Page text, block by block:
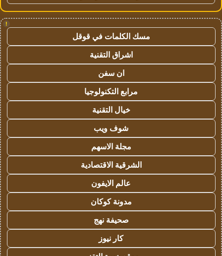
!
مسك الكلمات في قوقل
اشراق التقنية
ان سفن
مرابع التكنولوجيا
خيال التقنية
شوف ويب
مجلة الاسهم
الشرقية الاقتصادية
عالم الايفون
مدونة كوكان
صحيفة نهج
كار نيوز